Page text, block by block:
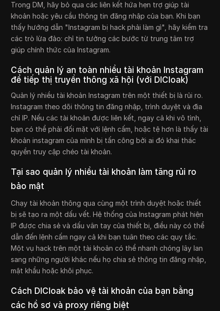
Trong DM, hãy bỏ qua các liên kết hứa hẹn trợ giúp tài
khoản hoặc yêu cầu thông tin đăng nhập của bạn. Khi bạn
thấy hướng dẫn "Instagram bị hack phải làm gì", hãy kiểm tra
các trò lừa đảo: chỉ tin tưởng các bước từ trung tâm trợ
giúp chính thức của Instagram.
Cách quản lý an toàn nhiều tài khoản Instagram
để tiếp thị truyền thông xã hội (với DICloak)
Quản lý nhiều tài khoản Instagram trên một thiết bị là rủi ro.
Instagram theo dõi thông tin đăng nhập, trình duyệt và địa
chỉ IP. Nếu các tài khoản được liên kết, ngay cả khi vô tình,
bạn có thể phải đối mặt với lệnh cấm, hoặc tệ hơn là thấy tài
khoản instagram của mình bị tấn công bởi ai đó khai thác
quyền truy cập chéo tài khoản.
Tại sao quản lý nhiều tài khoản làm tăng rủi ro
bảo mật
Chạy tài khoản thông qua cùng một trình duyệt hoặc thiết
bị sẽ tạo ra một dấu vết. Hệ thống của Instagram phát hiện
IP được chia sẻ và dấu vân tay của thiết bị, điều này có thể
dẫn đến lệnh cấm ngay cả khi bạn tuân theo các quy tắc.
Một vụ hack trên một tài khoản có thể nhanh chóng lây lan
sang những người khác nếu họ chia sẻ thông tin đăng nhập,
mật khẩu hoặc khôi phục.
Cách DICloak bảo vệ tài khoản của bạn bằng
các hồ sơ và proxy riêng biệt